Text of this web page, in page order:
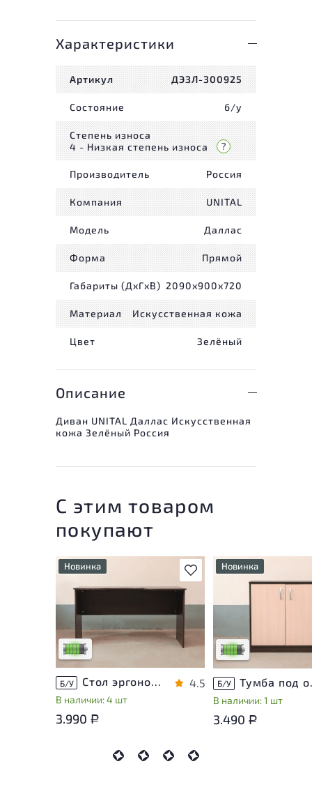
Характеристики
Артикул ДЭЗЛ-300925
Состояние б/у
Степень износа
4 - Низкая степень износа
Производитель Россия
Компания UNITAL
Модель Даллас
Форма Прямой
Габариты (ДxГxВ) 2090x900x720
Материал Искусственная кожа
Цвет Зелёный
Описание
Диван UNITAL Даллас Искусственная
кожа Зелёный Россия
С этим товаром
покупают
В избранное
Новинка
У товара присутствуют
незначительные следы
эксплуатации, не влияющие
на удобство его
использования
Низкая степень износа
Б/У Стол эргономичный ЛДСП Венге
В наличии: 4 шт
4.5
3.990 Р
Новинка
У товара
незначительные
эксплуатации, не
на удобство его
Низкая степень
Б/У
В наличии: 1 шт
3.490 Р